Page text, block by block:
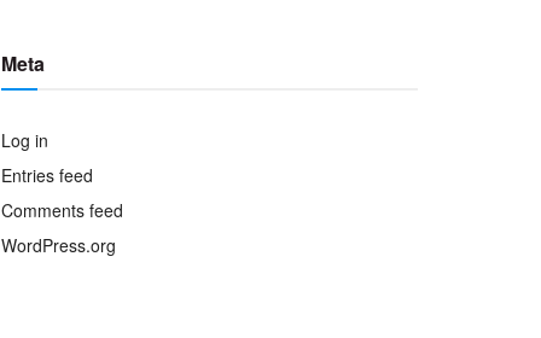
Meta
Log in
Entries feed
Comments feed
WordPress.org